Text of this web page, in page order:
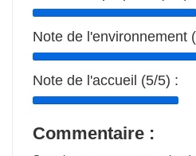
Note de l'environnement
Note de l'accueil (5/5) :
Commentaire :